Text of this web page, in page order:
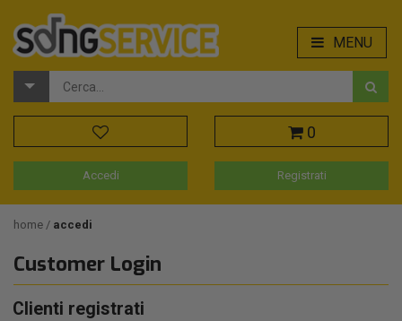
MENU
0
Accedi Registrati
home accedi
Customer Login
Clienti registrati